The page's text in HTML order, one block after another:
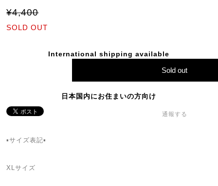
¥4,400
SOLD OUT
International shipping available
Sold out
日本国内にお住まいの方向け
通報する
▪️サイズ表記▪
XLサイズ